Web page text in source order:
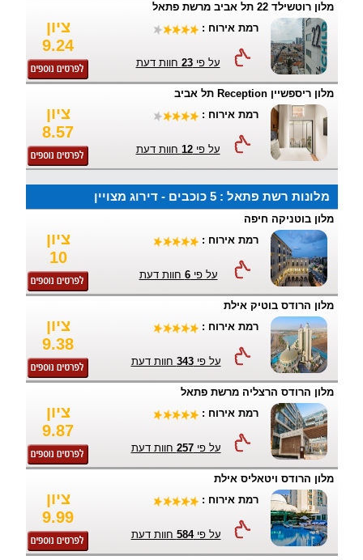
מלון רוטשילד 22 תל אביב מרשת פתאל
ציון
9.24
רמת אירוח :
על פי23 חוות דעת
מלון ריספשיין Reception תל אביב
ציון
8.57
רמת אירוח :
על פי12 חוות דעת
מלונות רשת פתאל : 5 כוכבים - דירוג מצויין
מלון בוטניקה חיפה
ציון
10
רמת אירוח :
על פי6 חוות דעת
מלון הרודס בוטיק אילת
ציון
9.38
רמת אירוח :
על פי343 חוות דעת
מלון הרודס הרצליה מרשת פתאל
ציון
9.87
רמת אירוח :
על פי257 חוות דעת
מלון הרודס ויטאליס אילת
ציון
9.99
רמת אירוח :
על פי584 חוות דעת